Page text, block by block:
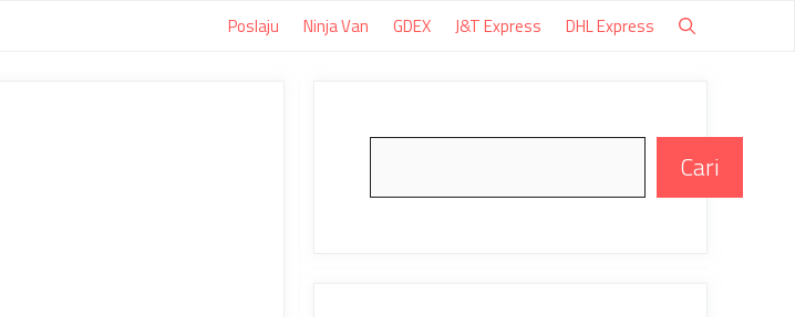
Poslaju Ninja Van GDEX J&T Express DHL Express
Cari